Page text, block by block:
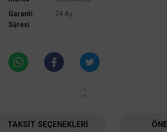
Garanti
Süresi
24 Ay
TAKSIT SEÇENEKLERI